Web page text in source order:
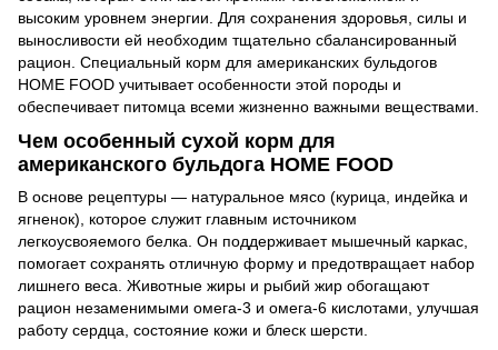
высоким уровнем энергии. Для сохранения здоровья, силы и
выносливости ей необходим тщательно сбалансированный
рацион. Специальный корм для американских бульдогов
HOME FOOD учитывает особенности этой породы и
обеспечивает питомца всеми жизненно важными веществами.
Чем особенный сухой корм для
американского бульдога HOME FOOD
В основе рецептуры — натуральное мясо (курица, индейка и
ягненок), которое служит главным источником
легкоусвояемого белка. Он поддерживает мышечный каркас,
помогает сохранять отличную форму и предотвращает набор
лишнего веса. Животные жиры и рыбий жир обогащают
рацион незаменимыми омега-3 и омега-6 кислотами, улучшая
работу сердца, состояние кожи и блеск шерсти.